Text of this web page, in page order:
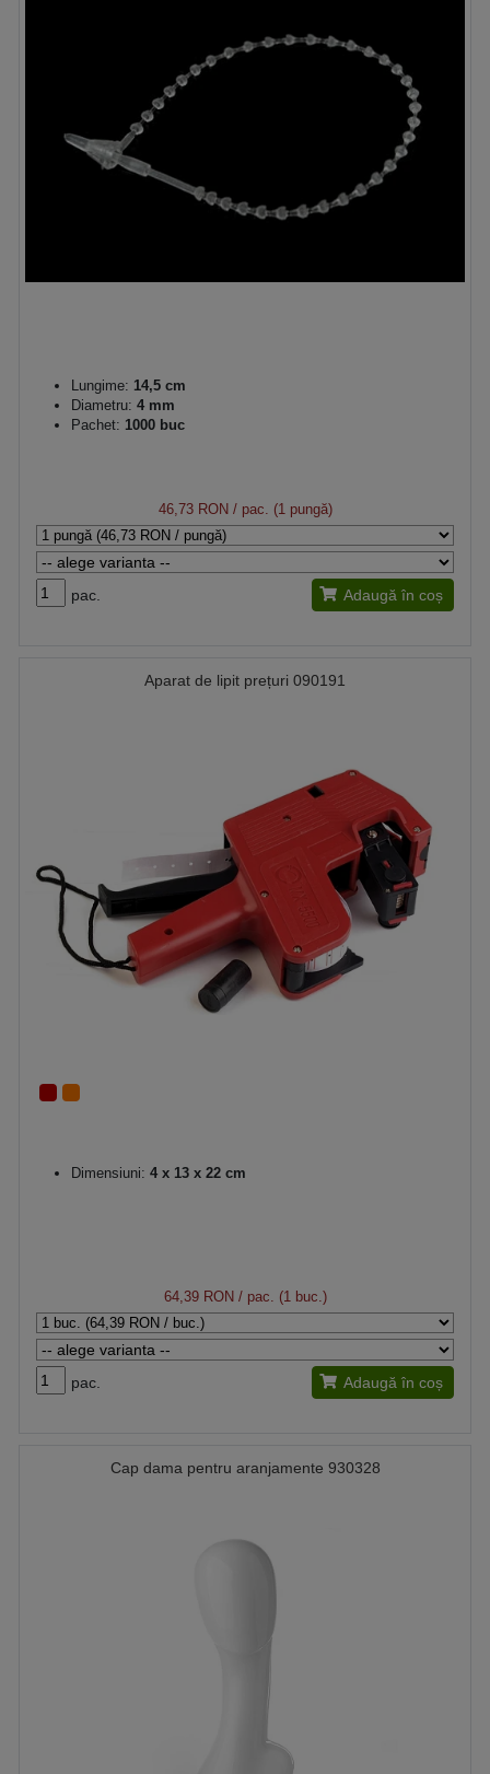
Lungime: 14,5 cm
Diametru: 4 mm
Pachet: 1000 buc
46,73 RON/ pac. (1 pungă)
pac. Adaugă în coș
Aparat de lipit prețuri 090191
Dimensiuni: 4 x 13 x 22 cm
64,39 RON / pac. (1 buc.)
pac. Adaugă în coș
Cap dama pentru aranjamente 930328